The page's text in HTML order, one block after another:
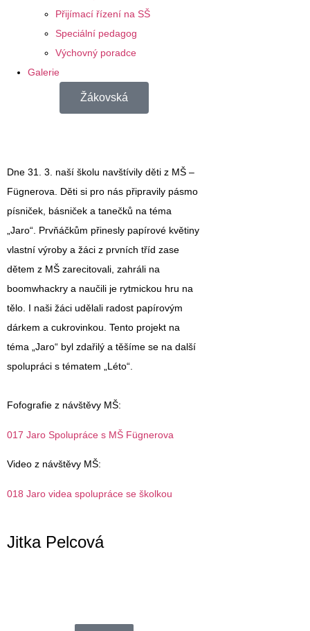
Přijímací řízení na SŠ
Speciální pedagog
Výchovný poradce
Galerie
Žákovská
Dne 31. 3. naší školu navštívily děti z MŠ –
Fügnerova. Děti si pro nás připravily pásmo
písniček, básniček a tanečků na téma
„Jaro“. Prvňáčkům přinesly papírové květiny
vlastní výroby a žáci z prvních tříd zase
dětem z MŠ zarecitovali, zahráli na
boomwhackry a naučili je rytmickou hru na
tělo. I naši žáci udělali radost papírovým
dárkem a cukrovinkou. Tento projekt na
téma „Jaro“ byl zdařilý a těšíme se na další
spolupráci s tématem „Léto“.
Fofografie z návštěvy MŠ:
017 Jaro Spolupráce s MŠ Fügnerova
Video z návštěvy MŠ:
018 Jaro videa spolupráce se školkou
Jitka Pelcová